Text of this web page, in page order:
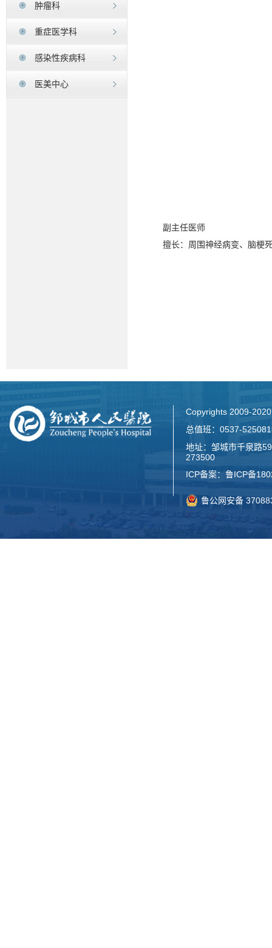
肿瘤科
重症医学科
感染性疾病科
医美中心
副主任医师
擅长：周围神经病变、脑梗
Copyrights 2009-
总值班：0537-
地址：邹城市千泉路
273500
ICP备案： 鲁ICP备
鲁公网安备